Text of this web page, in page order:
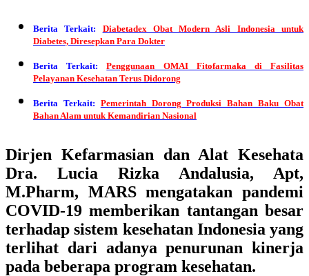
Berita Terkait: Diabetadex Obat Modern Asli Indonesia untuk
Diabetes, Diresepkan Para Dokter
Berita Terkait: Penggunaan OMAI Fitofarmaka di Fasilitas
Pelayanan Kesehatan Terus Didorong
Berita Terkait: Pemerintah Dorong Produksi Bahan Baku Obat
Bahan Alam untuk Kemandirian Nasional
Dirjen Kefarmasian dan Alat Kesehata
Dra. Lucia Rizka Andalusia, Apt,
M.Pharm, MARS mengatakan pandemi
COVID-19 memberikan tantangan besar
terhadap sistem kesehatan Indonesia yang
terlihat dari adanya penurunan kinerja
pada beberapa program kesehatan.